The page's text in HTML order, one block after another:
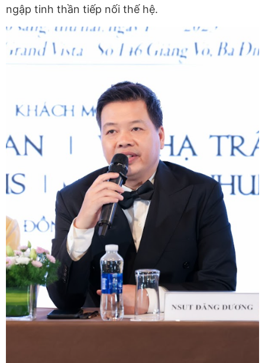
ngập tinh thần tiếp nối thế hệ.